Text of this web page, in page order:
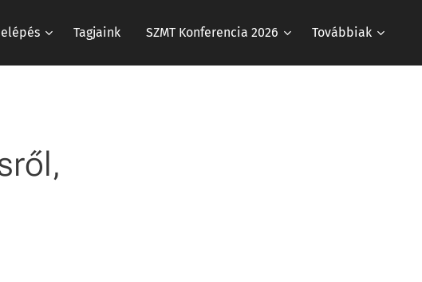
Tagjaink SZMT Konferencia 2026 Továbbiak